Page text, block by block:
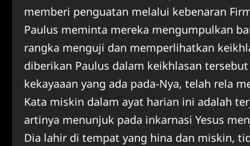
memberi penguatan melalui kebenaran
Paulus meminta mereka mengumpulkan
rangka menguji dan memperlihatkan
diberikan Paulus dalam keikhlasan
kekayaaan yang ada pada-Nya, telah rela
Kata miskin dalam ayat harian ini adalah
artinya menunjuk pada inkarnasi Yesus
Dia lahir di tempat yang hina dan miskin,